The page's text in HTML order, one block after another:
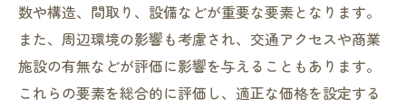
数や構造、間取り、設備などが重要な要素となります。
また、周辺環境の影響も考慮され、交通アクセスや商業
施設の有無などが評価に影響を与えることもあります。
これらの要素を総合的に評価し、適正な価格を設定する